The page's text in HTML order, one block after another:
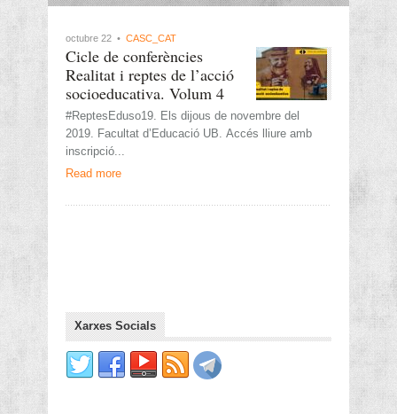
octubre 22 • CASC_CAT
Cicle de conferències
Realitat i reptes de l’acció
socioeducativa. Volum 4
#ReptesEduso19. Els dijous de novembre del
2019. Facultat d’Educació UB. Accés lliure amb
inscripció...
Read more
Xarxes Socials